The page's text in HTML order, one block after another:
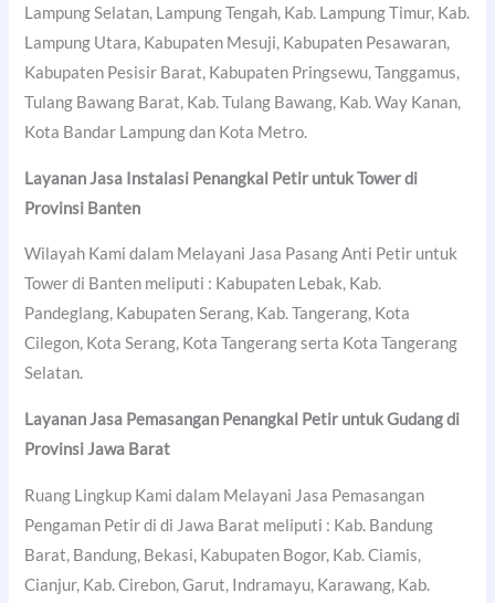
Lampung Selatan, Lampung Tengah, Kab. Lampung Timur, Kab.
Lampung Utara, Kabupaten Mesuji, Kabupaten Pesawaran,
Kabupaten Pesisir Barat, Kabupaten Pringsewu, Tanggamus,
Tulang Bawang Barat, Kab. Tulang Bawang, Kab. Way Kanan,
Kota Bandar Lampung dan Kota Metro.
Layanan Jasa Instalasi Penangkal Petir untuk Tower di
Provinsi Banten
Wilayah Kami dalam Melayani Jasa Pasang Anti Petir untuk
Tower di Banten meliputi : Kabupaten Lebak, Kab.
Pandeglang, Kabupaten Serang, Kab. Tangerang, Kota
Cilegon, Kota Serang, Kota Tangerang serta Kota Tangerang
Selatan.
Layanan Jasa Pemasangan Penangkal Petir untuk Gudang di
Provinsi Jawa Barat
Ruang Lingkup Kami dalam Melayani Jasa Pemasangan
Pengaman Petir di di Jawa Barat meliputi : Kab. Bandung
Barat, Bandung, Bekasi, Kabupaten Bogor, Kab. Ciamis,
Cianjur, Kab. Cirebon, Garut, Indramayu, Karawang, Kab.